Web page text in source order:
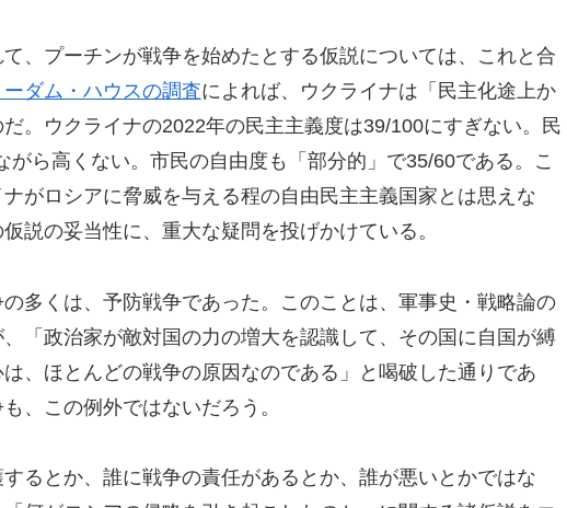
、プーチンが戦争を始めたとする仮説については、これと合
ーダム・ハウスの調査によれば、ウクライナは「民主化途上か
。ウクライナの2022年の民主主義度は39/100にすぎない。民
がら高くない。市民の自由度も「部分的」で35/60である。こ
がロシアに脅威を与える程の自由民主主義国家とは思えな
説の妥当性に、重大な疑問を投げかけている。
多くは、予防戦争であった。このことは、軍事史・戦略論の
「政治家が敵対国の力の増大を認識して、その国に自国が縛
、ほとんどの戦争の原因なのである」と喝破した通りであ
、この例外ではないだろう。
るとか、誰に戦争の責任があるとか、誰が悪いとかではな